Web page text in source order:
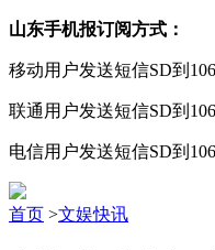
山东手机报订阅方式：
移动用户发送短信SD到
联通用户发送短信SD到
电信用户发送短信SD到
首页 >文娱快讯